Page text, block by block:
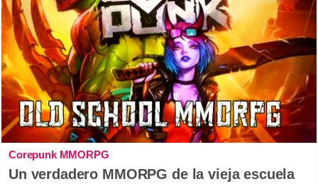
Corepunk MMORPG
Un verdadero MMORPG de la vieja escuela